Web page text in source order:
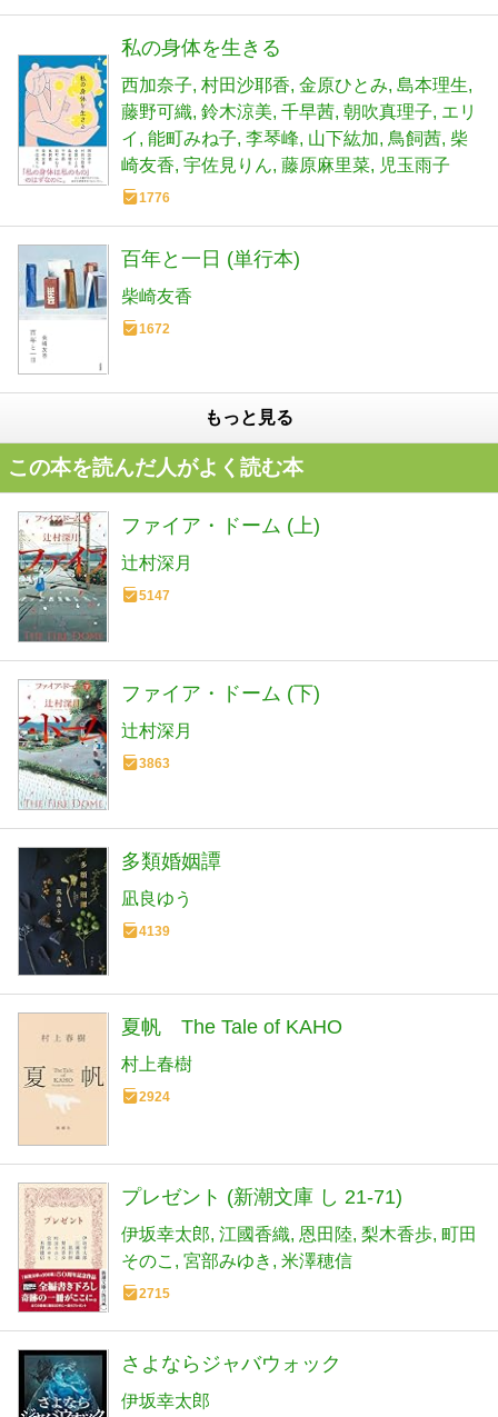
私の身体を生きる
西加奈子 村田沙耶香 金原ひとみ 島本理生
藤野可織 鈴木涼美 千早茜 朝吹真理子 エリ
イ
能町みね子 李琴峰 山下紘加 鳥飼茜 柴
崎友香 宇佐見りん 藤原麻里菜 児玉雨子
1776
百年と一日 (単行本)
柴崎友香
1672
もっと見る
この本を読んだ人がよく読む本
ファイア・ドーム (上)
辻村深月
5147
ファイア・ドーム (下)
辻村深月
3863
多類婚姻譚
凪良ゆう
4139
夏帆 The Tale of KAHO
村上春樹
2924
プレゼント (新潮文庫 し 21-71)
伊坂幸太郎 江國香織 恩田陸 梨木香歩 町田
そのこ
宮部みゆき 米澤穂信
2715
さよならジャバウォック
伊坂幸太郎